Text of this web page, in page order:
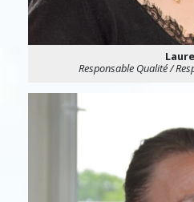
Laure
Responsable Qualité /